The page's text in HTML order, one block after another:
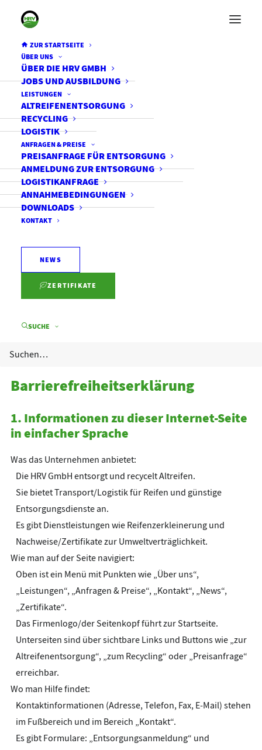
ZUR STARTSEITE
ÜBER UNS
ÜBER DIE HRV GMBH
JOBS UND AUSBILDUNG
LEISTUNGEN
ALTREIFENENTSORGUNG
RECYCLING
LOGISTIK
ANFRAGEN & PREISE
PREISANFRAGE FÜR ENTSORGUNG
ANMELDUNG ZUR ENTSORGUNG
LOGISTIKANFRAGE
ANNAHMEBEDINGUNGEN
DOWNLOADS
KONTAKT
NEWS
ZERTIFIKATE
SUCHE
Barrierefreiheitserklärung
1. Informationen zu dieser Internet-Seite
in einfacher Sprache
Was das Unternehmen anbietet:
Die HRV GmbH entsorgt und recycelt Altreifen.
Sie bietet Transport/Logistik für Reifen und günstige
Entsorgungsdienste an.
Es gibt Dienstleistungen wie Reifenzerkleinerung und
Nachweise/Zertifikate zur Umweltverträglichkeit.
Wie man auf der Seite navigiert:
Oben ist ein Menü mit Punkten wie „Über uns“,
„Leistungen“, „Anfragen & Preise“, „Kontakt“, „News“,
„Zertifikate“.
Das Firmenlogo/der Seitenkopf führt zur Startseite.
Unterseiten sind über sichtbare Links und Buttons wie „zur
Altreifenentsorgung“, „zum Recycling“ oder „Preisanfrage“
erreichbar.
Wo man Hilfe findet:
Kontaktinformationen (Adresse, Telefon, Fax, E‑Mail) stehen
im Fußbereich und im Bereich „Kontakt“.
Es gibt Formulare: „Entsorgungsanmeldung“ und